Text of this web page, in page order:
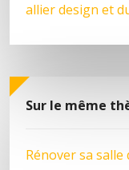
allier design et
Sur le même
Rénover sa salle